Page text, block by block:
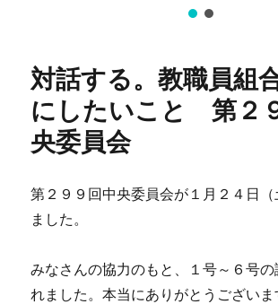
対話する。教職員組
にしたいこと 第２
央委員会
第２９９回中央委員会が１月２４日
ました。
みなさんの協力のもと、１号～６号の
れました。本当にありがとうございま